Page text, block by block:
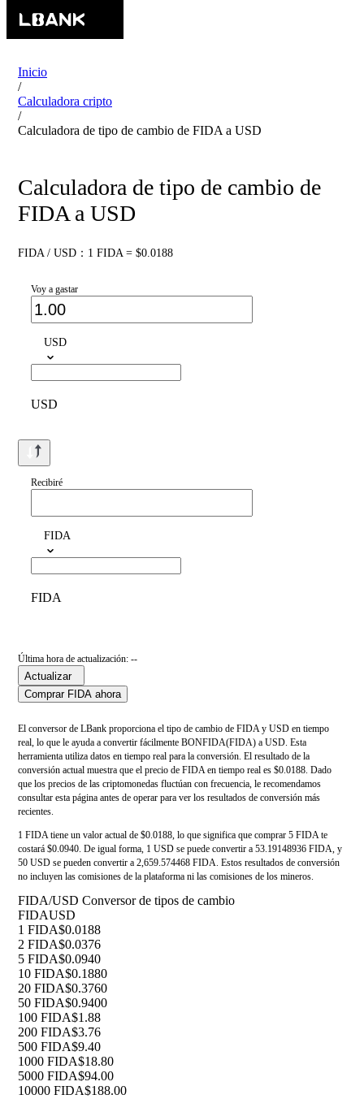
Inicio
/
Calculadora cripto
/
Calculadora de tipo de cambio de FIDA a USD
Calculadora de tipo de cambio de
FIDA a USD
FIDA / USD：1 FIDA = $0.0188
Voy a gastar
USD
USD
Recibiré
FIDA
FIDA
Última hora de actualización: --
Actualizar
Comprar FIDA ahora
El conversor de LBank proporciona el tipo de cambio de FIDA y USD en tiempo
real, lo que le ayuda a convertir fácilmente BONFIDA(FIDA) a USD. Esta
herramienta utiliza datos en tiempo real para la conversión. El resultado de la
conversión actual muestra que el precio de FIDA en tiempo real es $0.0188. Dado
que los precios de las criptomonedas fluctúan con frecuencia, le recomendamos
consultar esta página antes de operar para ver los resultados de conversión más
recientes.
1 FIDA tiene un valor actual de $0.0188, lo que significa que comprar 5 FIDA te
costará $0.0940. De igual forma, 1 USD se puede convertir a 53.19148936 FIDA, y
50 USD se pueden convertir a 2,659.574468 FIDA. Estos resultados de conversión
no incluyen las comisiones de la plataforma ni las comisiones de los mineros.
FIDA/USD Conversor de tipos de cambio
FIDAUSD
1 FIDA$0.0188
2 FIDA$0.0376
5 FIDA$0.0940
10 FIDA$0.1880
20 FIDA$0.3760
50 FIDA$0.9400
100 FIDA$1.88
200 FIDA$3.76
500 FIDA$9.40
1000 FIDA$18.80
5000 FIDA$94.00
10000 FIDA$188.00